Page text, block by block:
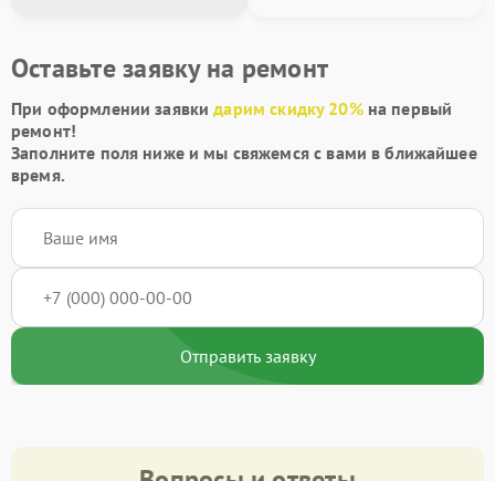
Оставьте заявку на ремонт
При оформлении заявкидарим скидку 20%на первый
ремонт!
Заполните поля ниже и мы свяжемся с вами в ближайшее
время.
Отправить заявку